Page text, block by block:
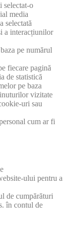
selectat-o
media
selectată
a interacțiunilor
pe numărul
fiecare pagină
de statistică
pe baza
vizitate
uri sau
cum ar fi
ului pentru a
de cumpărături
în contul de